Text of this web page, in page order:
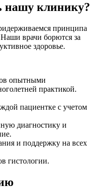
нашу клинику?
принципа
врачи борются за
здоровье.
опытными
практикой.
пациентке с учетом
диагностику и
и поддержку на всех
гистологии.